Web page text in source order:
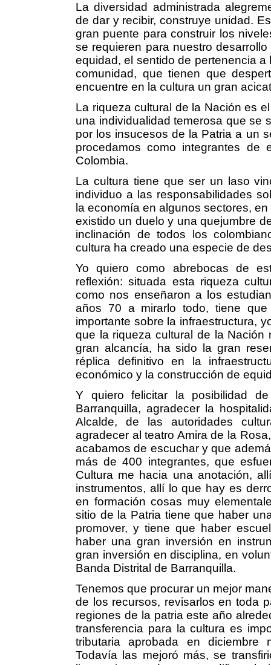
La diversidad administrada
de dar y recibir, construye unidad.
gran puente para construir los
se requieren para nuestro
equidad, el sentido de pertenencia
comunidad, que tienen que
encuentre en la cultura un gran
La riqueza cultural de la Nación es
una individualidad temerosa que se
por los insucesos de la Patria a un
procedamos como integrantes
Colombia.
La cultura tiene que ser un laso
individuo a las responsabilidades
la economía en algunos sectores,
existido un duelo y una quejumbre
inclinación de todos los
cultura ha creado una especie de
Yo quiero como abrebocas de
reflexión: situada esta riqueza
como nos enseñaron a los
años 70 a mirarlo todo, tiene
importante sobre la infraestructura,
que la riqueza cultural de la
gran alcancía, ha sido la gran
réplica definitivo en la
económico y la construcción de
Y quiero felicitar la posibilidad
Barranquilla, agradecer la
Alcalde, de las autoridades
agradecer al teatro Amira de la
acabamos de escuchar y que
más de 400 integrantes, que
Cultura me hacia una anotación,
instrumentos, allí lo que hay es
en formación cosas muy
sitio de la Patria tiene que haber
promover, y tiene que haber
haber una gran inversión en
gran inversión en disciplina, en
Banda Distrital de Barranquilla.
Tenemos que procurar un mejor
de los recursos, revisarlos en toda
regiones de la patria este año
transferencia para la cultura es
tributaria aprobada en diciembre
Todavía las mejoró más, se